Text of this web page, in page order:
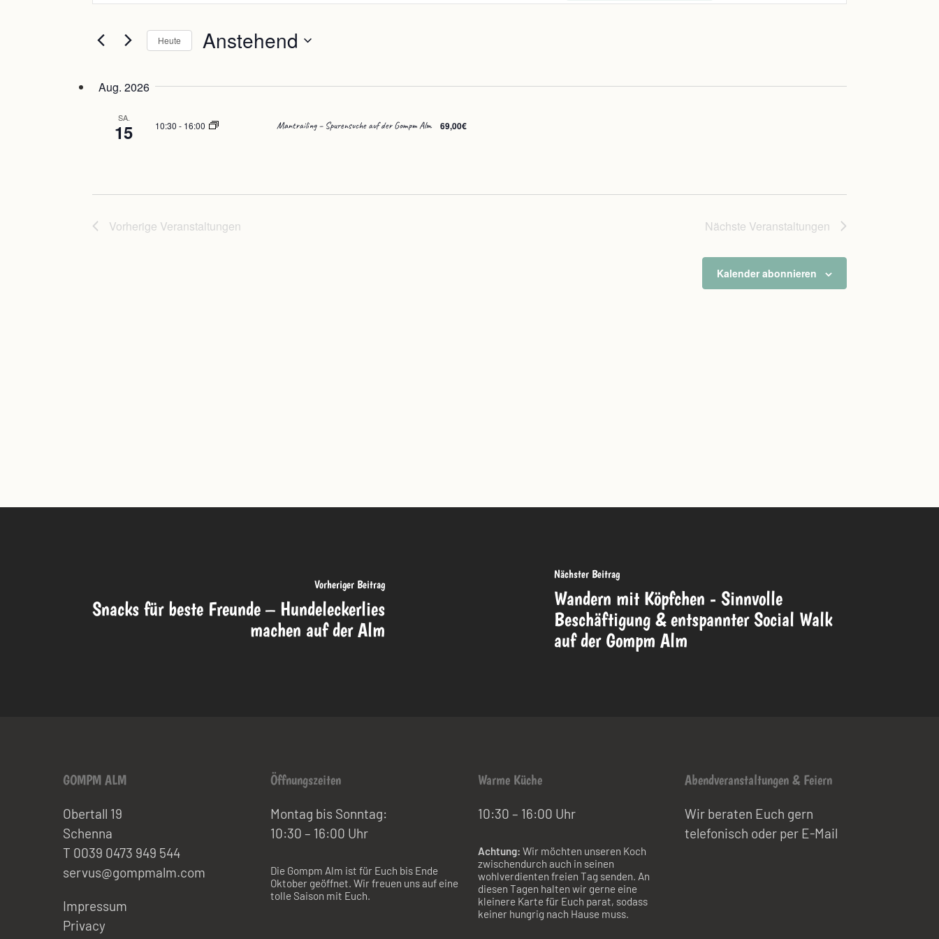
Suche
und
Ansichten,
Navigation
Suche
Schlüsselwort.
Navigation
Heute Anstehend
auswählen.
Aug. 2026
SA.
15 10:30 - 16:00 Mantrailing – Spurensuche auf der Gompm Alm 69,00€
Vorherige Veranstaltungen Nächste Veranstaltungen
Kalender abonnieren
Vorheriger Beitrag
Snacks für beste Freunde – Hundeleckerlies
machen auf der Alm
Nächster Beitrag
Wandern mit Köpfchen - Sinnvolle
Beschäftigung & entspannter Social Walk
auf der Gompm Alm
GOMPM ALM
Obertall 19
Schenna
T 0039 0473 949 544
servus@gompmalm.com
Impressum
Privacy
Öffnungszeiten
Montag bis Sonntag:
10:30 – 16:00 Uhr
Die Gompm Alm ist für Euch bis Ende
Oktober geöffnet. Wir freuen uns auf eine
tolle Saison mit Euch.
Warme Küche
10:30 – 16:00 Uhr
Achtung: Wir möchten unseren Koch
zwischendurch auch in seinen
wohlverdienten freien Tag senden. An
diesen Tagen halten wir gerne eine
kleinere Karte für Euch parat, sodass
keiner hungrig nach Hause muss.
Abendveranstaltungen & Feiern
Wir beraten Euch gern
telefonisch oder per E-Mail